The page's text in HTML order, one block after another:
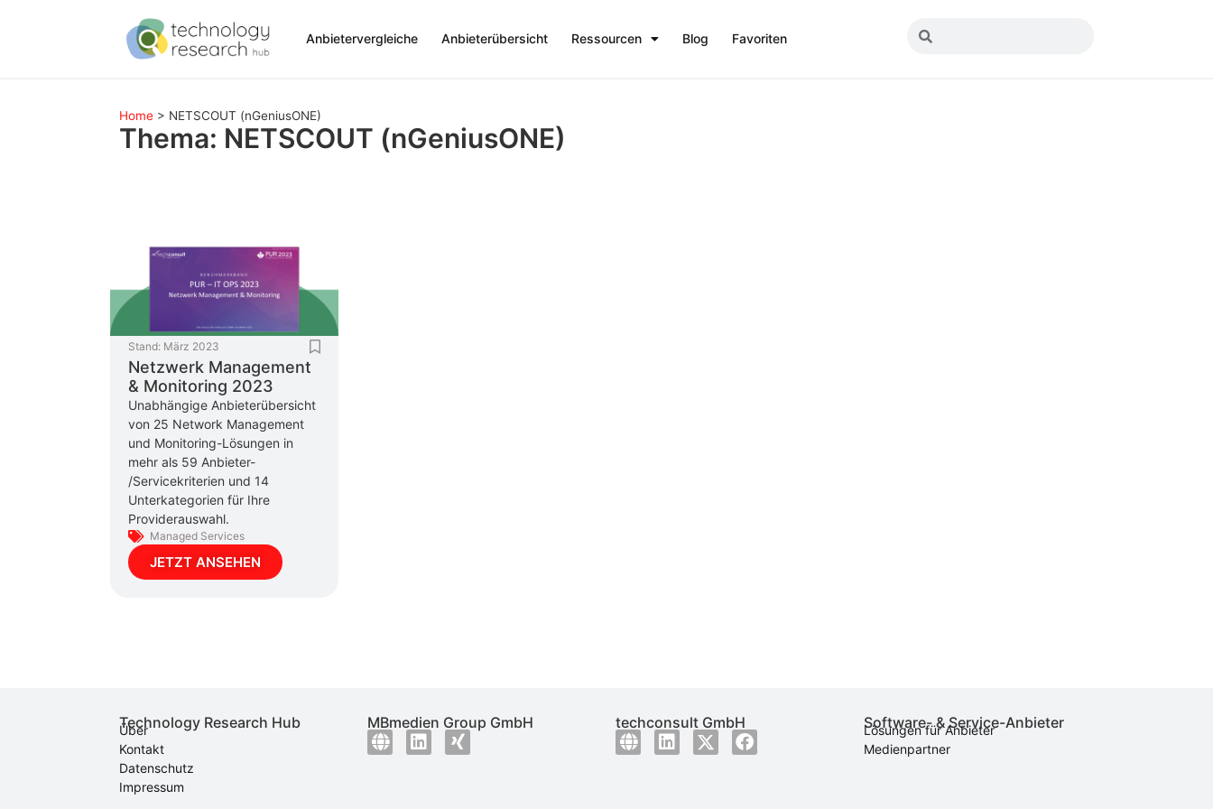
Anbietervergleiche Anbieterübersicht Ressourcen Blog Favoriten
Home > NETSCOUT (nGeniusONE)
Thema: NETSCOUT (nGeniusONE)
Stand: März 2023
Netzwerk Management
& Monitoring 2023
Unabhängige Anbieterübersicht
von 25 Network Management
und Monitoring-Lösungen in
mehr als 59 Anbieter-
/Servicekriterien und 14
Unterkategorien für Ihre
Providerauswahl.
Managed Services
JETZT ANSEHEN
Technology Research Hub
Über
Kontakt
Datenschutz
Impressum
MBmedien Group GmbH techconsult GmbH Software- & Service-Anbieter
Lösungen für Anbieter
Medienpartner